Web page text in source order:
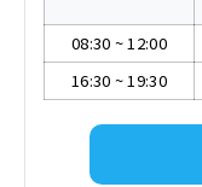
08:30 ~12:00
16:30 ~19:30